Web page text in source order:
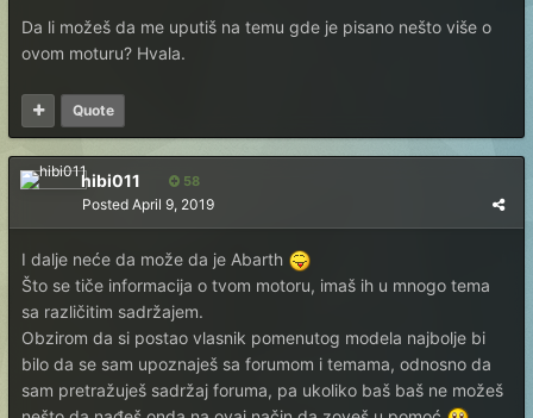
Da li možeš da me uputiš na temu gde je pisano nešto više o
ovom moturu? Hvala.
Quote
hibi011 58
Posted April 9, 2019
I dalje neće da može da je Abarth
Što se tiče informacija o tvom motoru, imaš ih u mnogo tema
sa različitim sadržajem.
Obzirom da si postao vlasnik pomenutog modela najbolje bi
bilo da se sam upoznaješ sa forumom i temama, odnosno da
sam pretražuješ sadržaj foruma, pa ukoliko baš baš ne možeš